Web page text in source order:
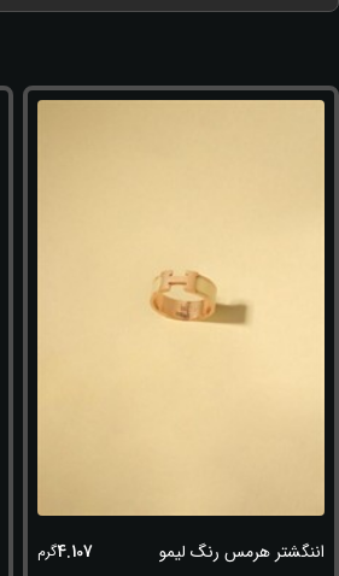
اننگشتر هرمس رنگ لیمویی 4.107گرم